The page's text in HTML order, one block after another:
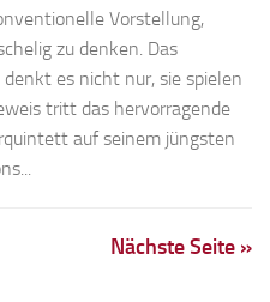
Vorstellung,
zu denken. Das
es nicht nur, sie spielen
tritt das hervorragende
auf seinem jüngsten
Nächste Seite »